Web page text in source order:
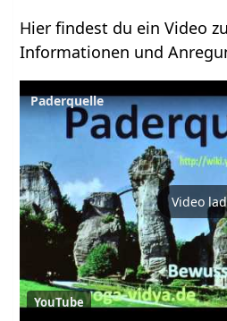
Hier findest du ein Video
Informationen und
Paderquelle‏‎
Video
YouTube